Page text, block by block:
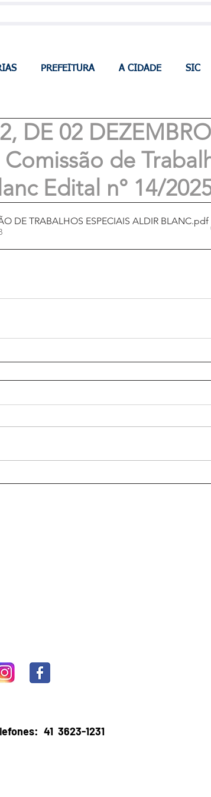
PREFEITURA A CIDADE SIC
DE 02 DEZEMBRO
de
Edital n° 14/
- COMISSÃO DE TRABALHOS ESPECIAIS ALDIR BLANC.pdf
41 3623-1231